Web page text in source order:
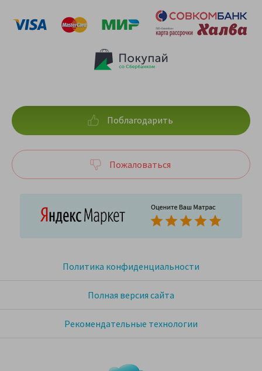
Политика конфиденциальности
Полная версия сайта
Рекомендательные технологии
Поблагодарить
Пожаловаться